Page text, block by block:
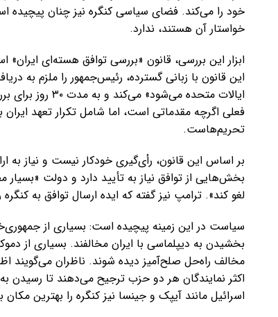
خود را می‌کند. فضای سیاسی کنگره نیز چنان پیچیده
خواستار آن هستند، ندارد.
این قانون با زبانی گسترده، رئیس‌جمهور را ملزم به
ایالات متحده
فعلی اگرچه مقدماتی است، اما شامل تکرار تعهد
تحریم‌هاست.
بر اساس این قانون، رأی‌گیری خودکار نیست و نیاز
بخش‌هایی از توافق نیاز به تأیید دارد و دولت
لغو کند». ترامپ نیز گفته که ایده ارسال توافق به
سیاست در این زمینه پیچیده است: بسیاری از
بخشیدن به دیپلماسی با ایران مخالفند. بسیاری از
مخالف راه‌حل صلح‌آمیز دیده شوند. ناظران می‌گویند
اکثر نمایندگان هر دو حزب ترجیح می‌دهند تا رسیدن
اسرائیل مانند آیپک و جینسا نیز کنگره را بهترین مکان